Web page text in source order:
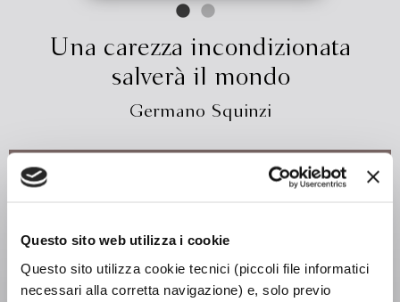
Questo sito web utilizza i cookie
Questo sito utilizza cookie tecnici (piccoli file informatici
necessari alla corretta navigazione) e, solo previo
Una carezza incondizionata
salverà il mondo
Germano Squinzi
Congegnato come "un manuale del successo", il libro è una
divagazione di tipo saggistico sui rapporti umani, basata sulla
psicologia transazionale. Dopo aver distinto i tre tipi